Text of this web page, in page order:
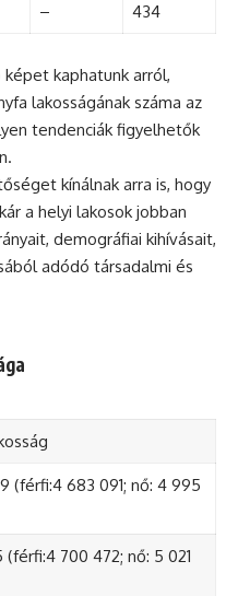
– 434
kaphatunk arról,
lakosságának száma az
tendenciák figyelhetők
kínálnak arra is, hogy
a helyi lakosok jobban
demográfiai kihívásait,
adódó társadalmi és
(férfi:4 683 091; nő: 4 995
(férfi:4 700 472; nő: 5 021